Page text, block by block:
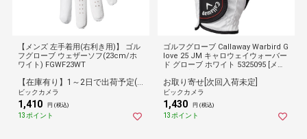
【メンズ 左手着用(右利き用)】 ゴル
フグローブ ウェザーソフ(23cm/ホ
ワイト) FGWF23WT
【在庫有り】1～2日で出荷予定(日付指定可)
ビックカメラ
1,410 円 (税込)
13ポイント
ゴルフグローブ Callaway Warbird G
love 25 JM キャロウェイウォーバー
ド グローブ ホワイト 5325095 [メン
お取り寄せ[次回入荷未定]
ビックカメラ
1,430 円 (税込)
13ポイント